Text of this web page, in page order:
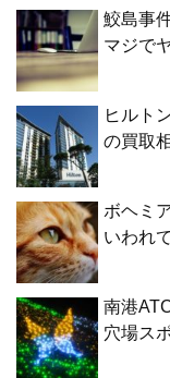
鮫島事
マジで
ヒルト
の買取
ボヘミ
いわれ
南港
穴場ス